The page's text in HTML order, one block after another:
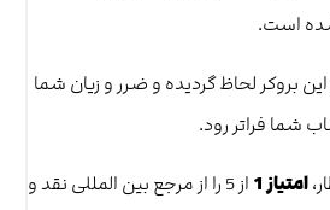
است.
بروکر لحاظ گردیده و ضرر و زیان شما
شما فراتر رود.
امتیاز 1
از 5 را از مرجع بین المللی نقد و